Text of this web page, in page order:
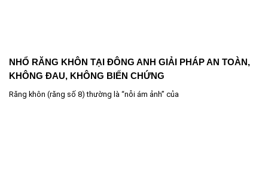
NHỔ RĂNG KHÔN TẠI ĐÔNG ANH GIẢI PHÁP AN TOÀN,
KHÔNG ĐAU, KHÔNG BIẾN CHỨNG
Răng khôn (răng số 8) thường là “nỗi ám ảnh” của